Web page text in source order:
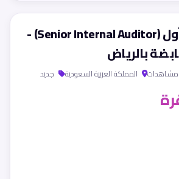
مدقق داخلي أول (Senior Internal Auditor) -
بالرياض
المملكة العربية السعودية جديد